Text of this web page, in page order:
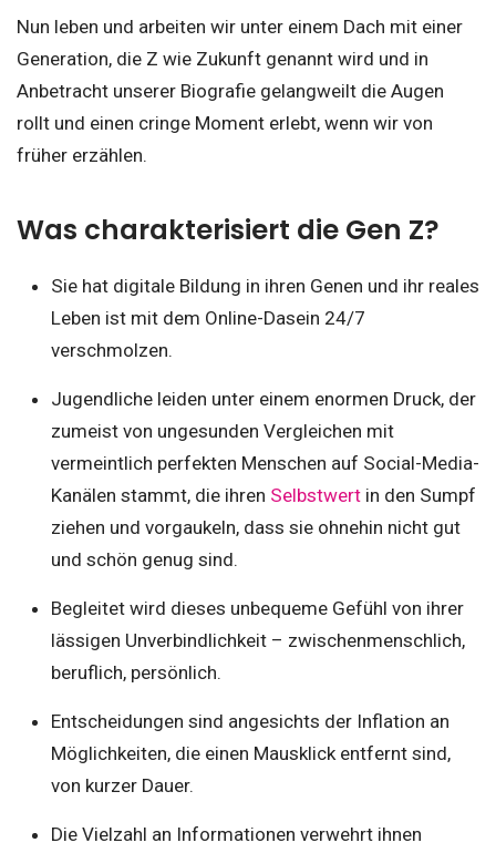
Nun leben und arbeiten wir unter einem Dach mit einer
Generation, die Z wie Zukunft genannt wird und in
Anbetracht unserer Biografie gelangweilt die Augen
rollt und einen cringe Moment erlebt, wenn wir von
früher erzählen.
Was charakterisiert die Gen Z?
Sie hat digitale Bildung in ihren Genen und ihr reales
Leben ist mit dem Online-Dasein 24/7
verschmolzen.
Jugendliche leiden unter einem enormen Druck, der
zumeist von ungesunden Vergleichen mit
vermeintlich perfekten Menschen auf Social-Media-
Kanälen stammt, die ihren Selbstwert in den Sumpf
ziehen und vorgaukeln, dass sie ohnehin nicht gut
und schön genug sind.
Begleitet wird dieses unbequeme Gefühl von ihrer
lässigen Unverbindlichkeit – zwischenmenschlich,
beruflich, persönlich.
Entscheidungen sind angesichts der Inflation an
Möglichkeiten, die einen Mausklick entfernt sind,
von kurzer Dauer.
Die Vielzahl an Informationen verwehrt ihnen